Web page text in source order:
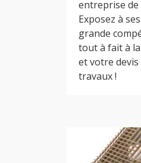
entreprise de
Exposez à
grande
tout à fait à
et votre
travaux !